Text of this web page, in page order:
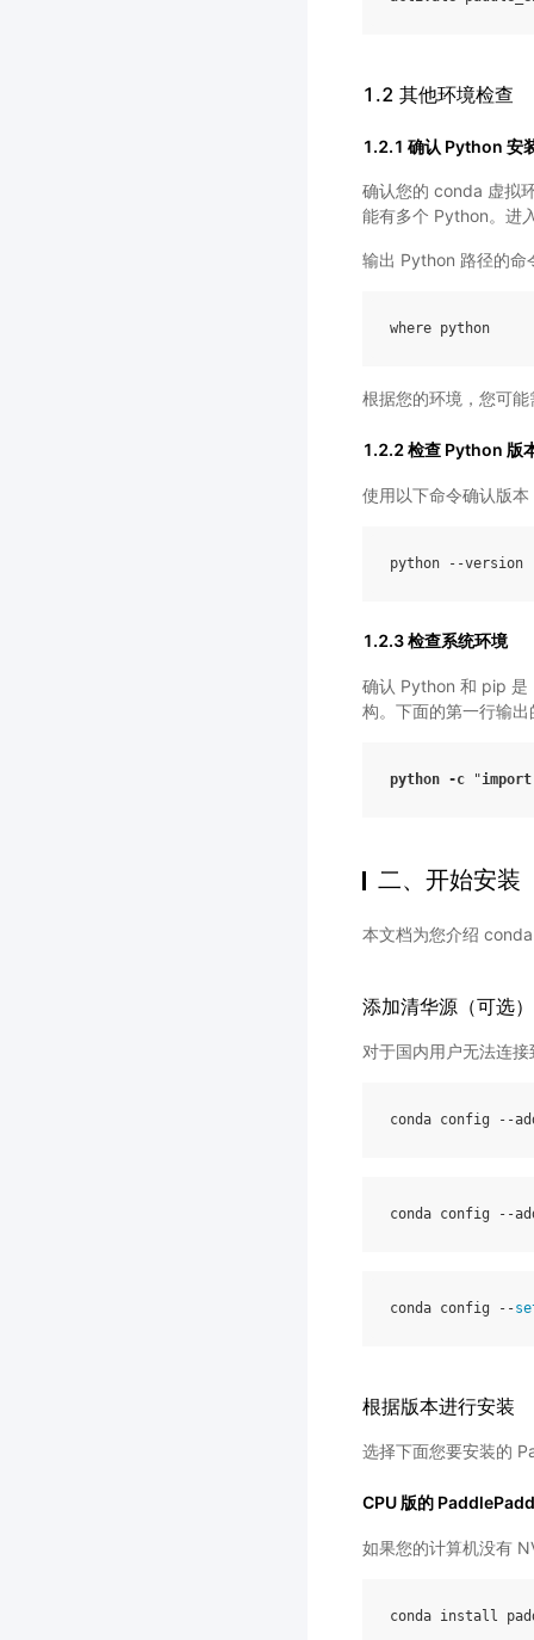
1.2 其他环境检查
1.2.1 确认 Python 安
确认您的 conda 虚拟
能有多个 Python。进
输出 Python 路径的命
where python
根据您的环境，您可
1.2.2 检查 Python 版
使用以下命令确认版本
python --version
1.2.3 检查系统环境
确认 Python 和 pip
构。下面的第一行输
python -c "import
二、开始安装
本文档为您介绍
添加清华源（可选）
对于国内用户无法连
conda config --
conda config --
conda config --
根据版本进行安装
选择下面您要安装的
CPU 版的
如果您的计算机没有
conda install